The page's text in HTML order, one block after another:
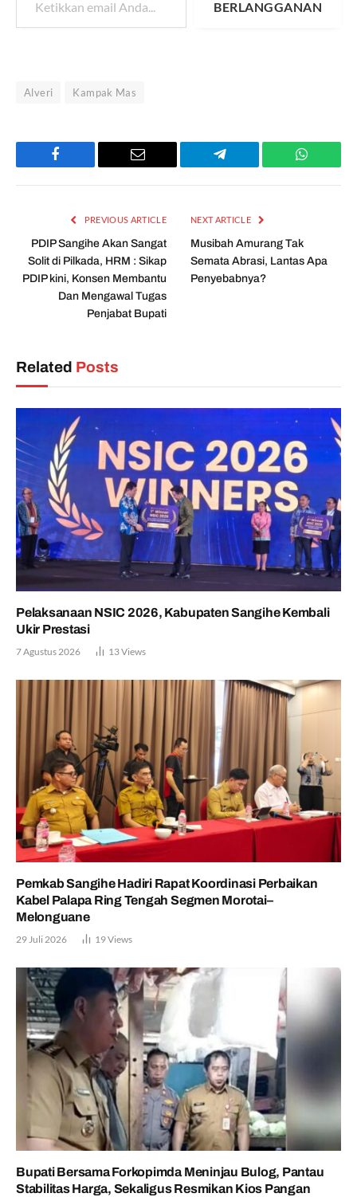
BERLANGGANAN
Alveri Kampak Mas
Facebook Email Telegram
PREVIOUS ARTICLE
PDIP Sangihe Akan Sangat
Solit di Pilkada, HRM : Sikap
PDIP kini, Konsen Membantu
Dan Mengawal Tugas
Penjabat Bupati
NEXT ARTICLE
Musibah Amurang Tak
Semata Abrasi, Lantas Apa
Penyebabnya?
Related Posts
Pelaksanaan NSIC 2026, Kabupaten Sangihe Kembali
Ukir Prestasi
7 Agustus 2026 13Views
Pemkab Sangihe Hadiri Rapat Koordinasi Perbaikan
Kabel Palapa Ring Tengah Segmen Morotai–
Melonguane
29 Juli 2026 19Views
Bupati Bersama Forkopimda Meninjau Bulog, Pantau
Stabilitas Harga, Sekaligus Resmikan Kios Pangan